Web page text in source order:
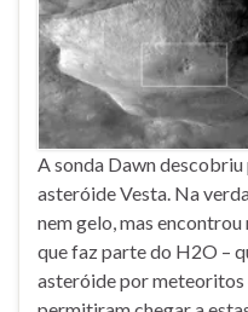
A sonda Dawn descobriu
asteróide Vesta. Na
nem gelo, mas
que faz parte do H2O –
asteróide por meteoritos